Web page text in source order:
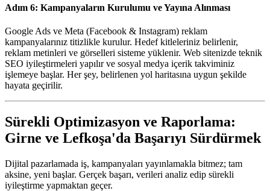
Adım 6: Kampanyaların Kurulumu ve Yayına Alınması
Google Ads ve Meta (Facebook & Instagram) reklam
kampanyalarınız titizlikle kurulur. Hedef kitleleriniz belirlenir,
reklam metinleri ve görselleri sisteme yüklenir. Web sitenizde teknik
SEO iyileştirmeleri yapılır ve sosyal medya içerik takviminiz
işlemeye başlar. Her şey, belirlenen yol haritasına uygun şekilde
hayata geçirilir.
Sürekli Optimizasyon ve Raporlama:
Girne ve Lefkoşa'da Başarıyı Sürdürmek
Dijital pazarlamada iş, kampanyaları yayınlamakla bitmez; tam
aksine, yeni başlar. Gerçek başarı, verileri analiz edip sürekli
iyileştirme yapmaktan geçer.